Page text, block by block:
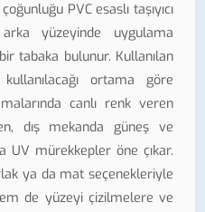
PVC esaslı taşıyıcı
yüzeyinde uygulama
tabaka bulunur. Kullanılan
ortama göre
canlı renk veren
dış mekanda güneş ve
UV mürekkepler öne çıkar.
ya da mat seçenekleriyle
de yüzeyi çizilmelere ve